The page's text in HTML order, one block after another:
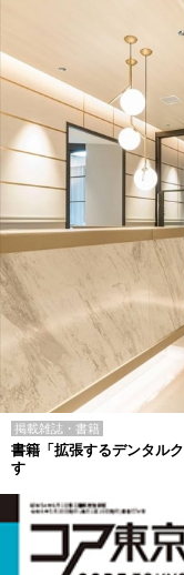
掲載雑誌・書籍
書籍「拡張するデンタル
す